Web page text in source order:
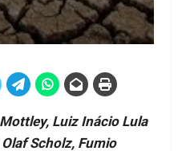
Luiz Inácio Lula
Scholz, Fumio